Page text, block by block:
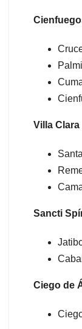
Villa
Sancti
Ciego de